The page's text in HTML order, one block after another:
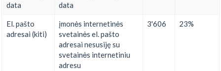
data
data
El. pašto
adresai (kiti)
įmonės internetinės
svetainės el. pašto
adresai nesusiję su
svetainės internetiniu
adresu
3'606 23%